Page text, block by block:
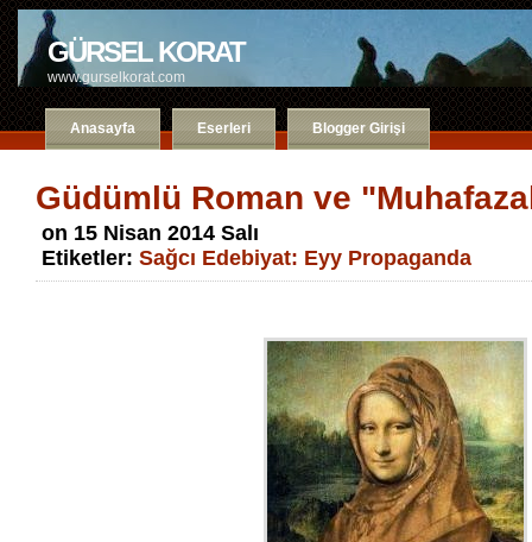
GÜRSEL KORAT
www.gurselkorat.com
Anasayfa Eserleri Blogger Girişi
Güdümlü Roman ve
on 15 Nisan 2014 Salı
Etiketler: Sağcı Edebiyat: Eyy Propaganda